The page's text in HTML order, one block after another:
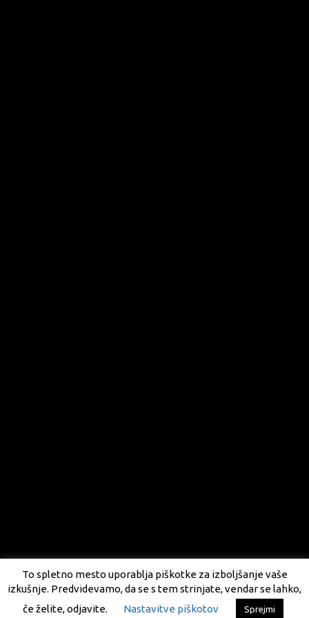
To spletno mesto uporablja piškotke za izboljšanje vaše
izkušnje. Predvidevamo, da se s tem strinjate, vendar se lahko,
če želite, odjavite.
Nastavitve piškotov Sprejmi